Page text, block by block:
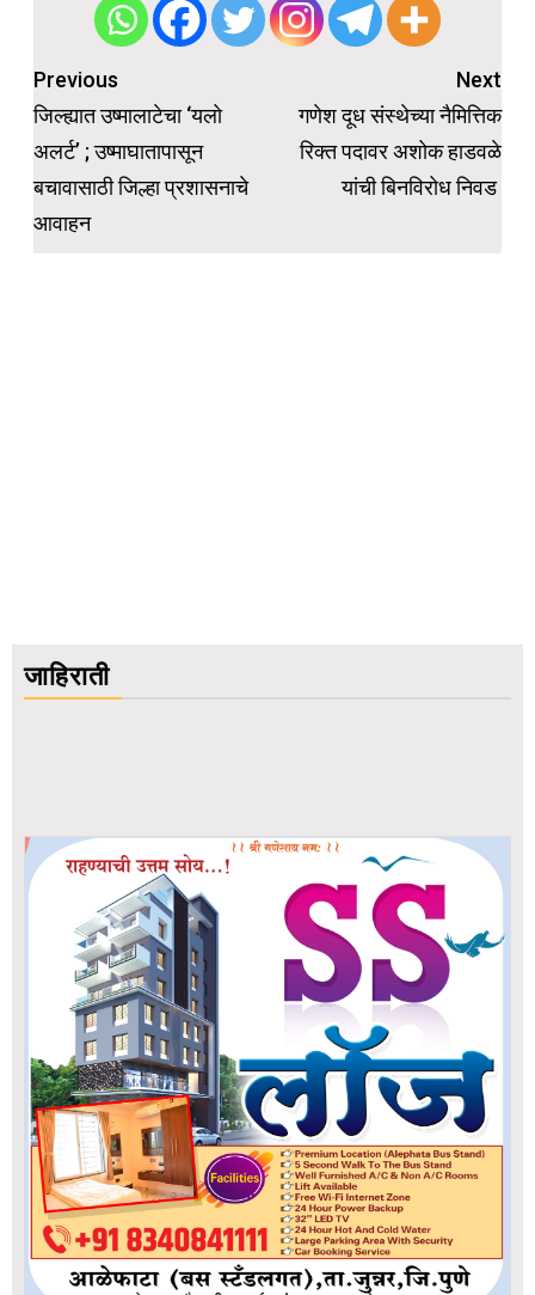
Post
navigation
Previous
जिल्ह्यात उष्मालाटेचा ‘यलो
अलर्ट’ ; उष्माघातापासून
बचावासाठी जिल्हा प्रशासनाचे
आवाहन
Next
गणेश दूध संस्थेच्या नैमित्तिक
रिक्त पदावर अशोक हाडवळे
यांची बिनविरोध निवड
जाहिराती